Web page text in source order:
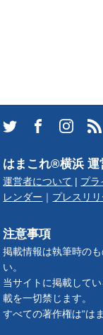
はまこれ®横浜 運
運営者について | プラ
レンダー ｜ プレスリ
注意事項
掲載情報は執筆時の
い。
当サイトに掲載して
載を一切禁じます。
すべての著作権は“は